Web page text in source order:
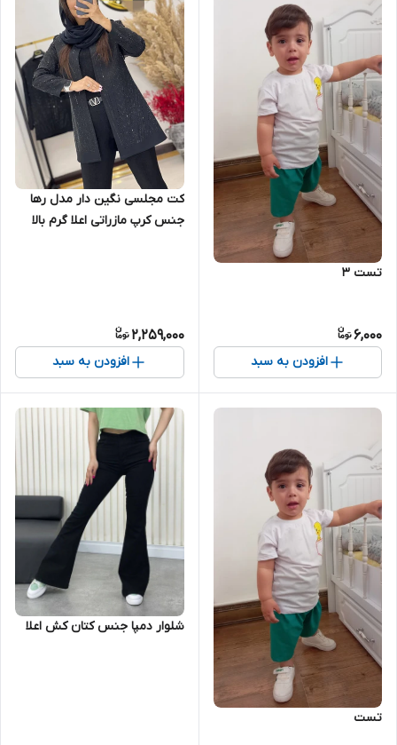
تست ۳
6,000
افزودن به سبد
کت مجلسی نگین دار مدل رها
جنس کرپ مازراتی اعلا گرم بالا
2,259,000
افزودن به سبد
تست
شلوار دمپا جنس کتان کش اعلا